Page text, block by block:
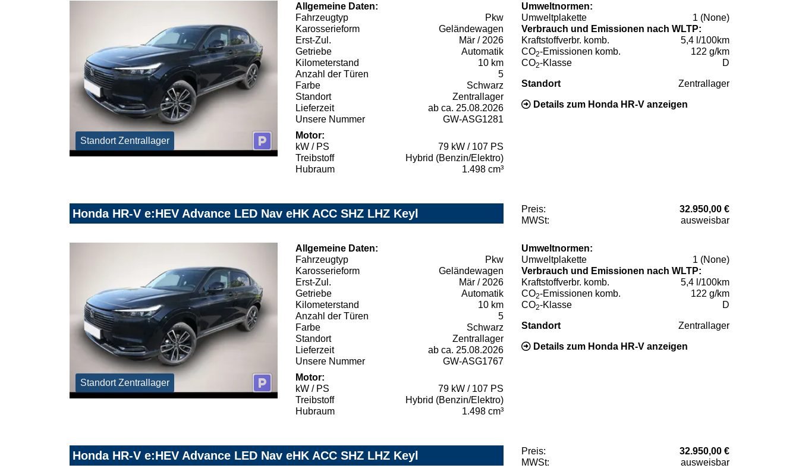
Standort Zentrallager
Allgemeine Daten:
Fahrzeugtyp
Pkw
Karosserieform
Geländewagen
Erst-Zul.
Mär / 2026
Getriebe
Automatik
Kilometerstand
10 km
Anzahl der Türen
5
Farbe
Schwarz
Standort
Zentrallager
Lieferzeit
ab ca. 25.08.2026
Unsere Nummer
GW-ASG1281
Motor:
kW / PS
79 kW / 107 PS
Treibstoff
Hybrid (Benzin/Elektro)
Hubraum
1.498 cm³
Umweltnormen:
Umweltplakette
1 (None)
Verbrauch und Emissionen nach WLTP:
Kraftstoffverbr. komb.
5,4 l/100km
CO2-Emissionen komb.
122 g/km
CO2-Klasse D
Standort Zentrallager
Details zum Honda HR-V anzeigen
Honda HR-V e:HEV Advance LED Nav eHK ACC SHZ LHZ Keyl Preis:
32.950,00 €
MWSt:
ausweisbar
Standort Zentrallager
Allgemeine Daten:
Fahrzeugtyp
Pkw
Karosserieform
Geländewagen
Erst-Zul.
Mär / 2026
Getriebe
Automatik
Kilometerstand
10 km
Anzahl der Türen
5
Farbe
Schwarz
Standort
Zentrallager
Lieferzeit
ab ca. 25.08.2026
Unsere Nummer
GW-ASG1767
Motor:
kW / PS
79 kW / 107 PS
Treibstoff
Hybrid (Benzin/Elektro)
Hubraum
1.498 cm³
Umweltnormen:
Umweltplakette
1 (None)
Verbrauch und Emissionen nach WLTP:
Kraftstoffverbr. komb.
5,4 l/100km
CO2-Emissionen komb.
122 g/km
CO2-Klasse D
Standort Zentrallager
Details zum Honda HR-V anzeigen
Honda HR-V e:HEV Advance LED Nav eHK ACC SHZ LHZ Keyl Preis:
32.950,00 €
MWSt:
ausweisbar